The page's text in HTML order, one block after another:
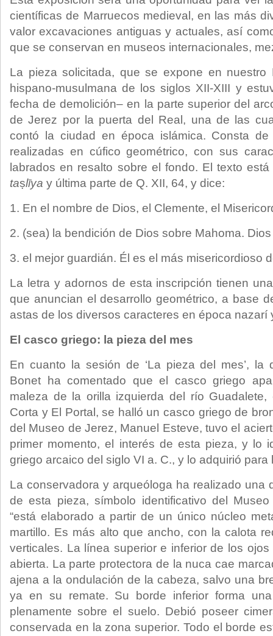
científicas de Marruecos medieval, en las más
valor excavaciones antiguas y actuales, así
que se conservan en museos internacionales,
La pieza solicitada, que se expone en nuestro
hispano-musulmana de los siglos XII-XIII y
fecha de demolición– en la parte superior del
de Jerez por la puerta del Real, una de las
contó la ciudad en época islámica. Consta
realizadas en cúfico geométrico, con sus
labrados en resalto sobre el fondo. El texto
taṣlīya y última parte de Q. XII, 64, y dice:
1. En el nombre de Dios, el Clemente, el
2. (sea) la bendición de Dios sobre Mahoma.
3. el mejor guardián. Él es el más misericordioso
La letra y adornos de esta inscripción tienen
que anuncian el desarrollo geométrico, a base
astas de los diversos caracteres en época nazarí
El casco griego: la pieza del mes
En cuanto la sesión de ‘La pieza del mes’, la
Bonet ha comentado que el casco griego
maleza de la orilla izquierda del río
Corta y El Portal, se halló un casco griego de
del Museo de Jerez, Manuel Esteve, tuvo el
primer momento, el interés de esta pieza, y lo
griego arcaico del siglo VI a. C., y lo adquirió
La conservadora y arqueóloga ha realizado una
de esta pieza, símbolo identificativo del Museo
“está elaborado a partir de un único núcleo
martillo. Es más alto que ancho, con la calota
verticales. La línea superior e inferior de los
abierta. La parte protectora de la nuca cae
ajena a la ondulación de la cabeza, salvo una
ya en su remate. Su borde inferior forma
plenamente sobre el suelo. Debió poseer
conservada en la zona superior. Todo el borde